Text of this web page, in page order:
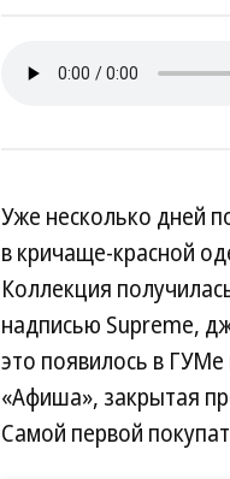
Уже несколько дней
в кричаще-красной
Коллекция
надписью Supreme,
это появилось в
«Афиша», закрытая
Самой первой